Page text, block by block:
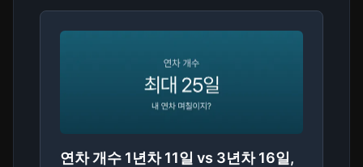
연차 개수 1년차 11일 vs 3년차 16일,